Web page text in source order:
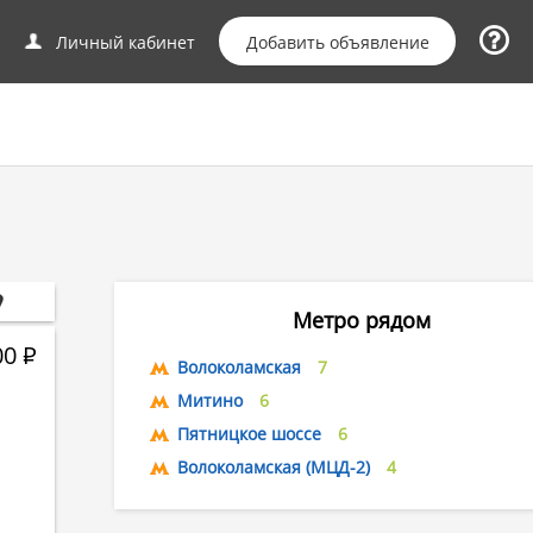
Личный кабинет Добавить объявление
Р
Метро рядом
Волоколамская
7
Митино
6
Пятницкое шоссе
6
Волоколамская (МЦД-2)
4